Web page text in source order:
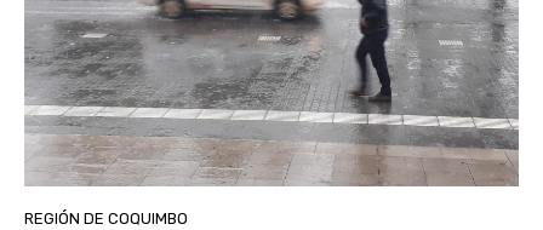
REGIÓN DE COQUIMBO